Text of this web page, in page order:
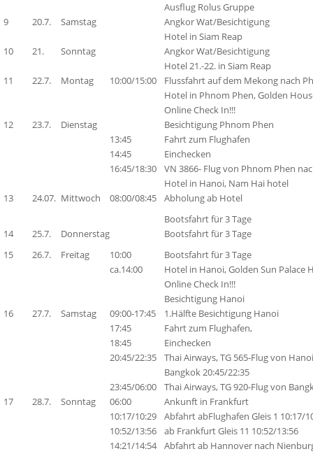
Ausflug Rolus Gruppe
9
20.7. Samstag
Angkor Wat/Besichtigung
Hotel in Siam Reap
10
21. Sonntag
Angkor Wat/Besichtigung
Hotel 21.-22. in Siam Reap
11
22.7. Montag 10:00/15:00
Flussfahrt auf dem Mekong nach
Hotel in Phnom Phen, Golden
Online Check In!!!
12
23.7. Dienstag
Besichtigung Phnom Phen
13:45
Fahrt zum Flughafen
14:45
Einchecken
16:45/18:30
VN 3866- Flug von Phnom Phen
Hotel in Hanoi, Nam Hai hotel
13
24.07. Mittwoch 08:00/08:45
Abholung ab Hotel
Bootsfahrt für 3 Tage
14
25.7. Donnerstag
Bootsfahrt für 3 Tage
15
26.7. Freitag 10:00
Bootsfahrt für 3 Tage
ca.14:00
Hotel in Hanoi, Golden Sun Palace
Online Check In!!!
Besichtigung Hanoi
16
27.7. Samstag 09:00-17:45
1.Hälfte Besichtigung Hanoi
17:45
Fahrt zum Flughafen,
18:45
Einchecken
20:45/22:35
Thai Airways, TG 565-Flug von
Bangkok 20:45/22:35
23:45/06:00
Thai Airways, TG 920-Flug von
17
28.7. Sonntag 06:00
Ankunft in Frankfurt
10:17/10:29
Abfahrt abFlughafen Gleis 1 10:17/
10:52/13:56
ab Frankfurt Gleis 11 10:52/13:56
14:21/14:54
Abfahrt ab Hannover nach